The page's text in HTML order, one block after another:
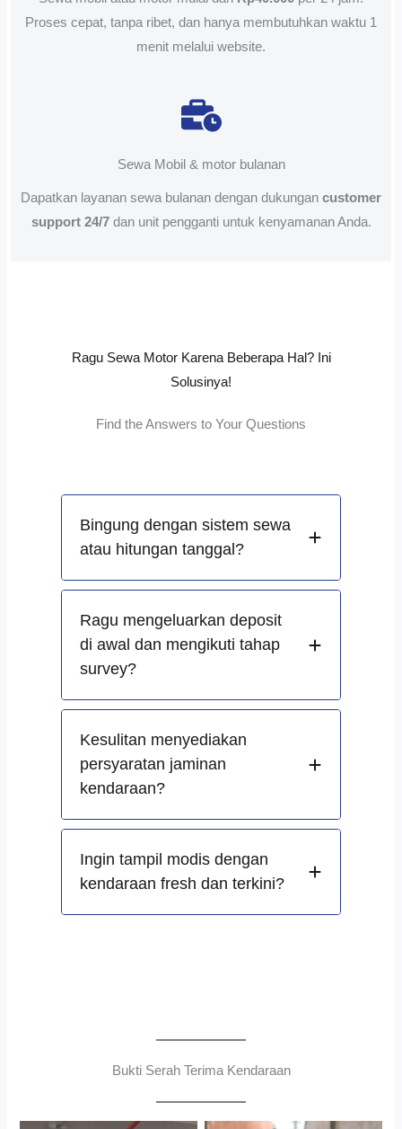
Proses cepat, tanpa ribet, dan hanya membutuhkan waktu 1
menit melalui website.
Sewa Mobil & motor bulanan
Dapatkan layanan sewa bulanan dengan dukungan customer
support 24/7dan unit pengganti untuk kenyamanan Anda.
Ragu Sewa Motor Karena Beberapa Hal? Ini
Solusinya!
Find the Answers to Your Questions
Bingung dengan sistem sewa
atau hitungan tanggal?
Ragu mengeluarkan deposit
di awal dan mengikuti tahap
survey?
Kesulitan menyediakan
persyaratan jaminan
kendaraan?
Ingin tampil modis dengan
kendaraan fresh dan terkini?
Bukti Serah Terima Kendaraan